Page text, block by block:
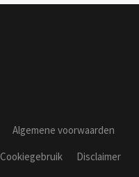
Algemene voorwaarden
Cookiegebruik
Disclaimer